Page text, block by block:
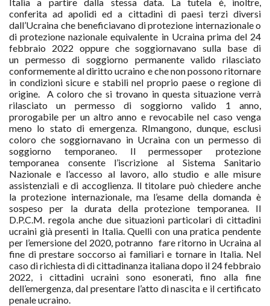
conferitaad apolidi ed a cittadini di paesi terzi diversi
dall’Ucraina che beneficiavano diprotezione internazionale o
di protezione nazionale equivalente in Ucraina prima del 24
febbraio 2022 oppure che soggiornavano sulla base di
un permesso di soggiorno permanente valido rilasciato
conformemente al diritto ucraino e che non possono ritornare
in condizioni sicure e stabili nel proprio paese o regione di
origine. A coloro che si trovano in questa situazione verrà
rilasciato un permesso di soggiorno valido 1 anno,
prorogabile per un altro anno e revocabile nel caso venga
meno lo stato di emergenza. RImangono, dunque, esclusi
coloro che soggiornavano in Ucraina con un permesso di
soggiorno temporaneo. Il permessoper protezione
temporanea consente l’iscrizione al Sistema Sanitario
Nazionale e l’accesso al lavoro, allo studio e alle misure
assistenziali e di accoglienza. ll titolare può chiedere anche
la protezione internazionale, ma l’esame della domanda è
sospeso per la durata della protezione temporanea. Il
D.P.C.M. regola anche due situazioni particolari di cittadini
ucraini già presenti in Italia. Quelli con una pratica pendente
per l’emersione del 2020, potranno fare ritorno in Ucraina al
fine di prestare soccorso ai familiari e tornare in Italia. Nel
caso di richiesta di di cittadinanza italiana dopo il 24 febbraio
2022, i cittadini ucraini sono esonerati, fino alla fine
dell’emergenza, dal presentare l’atto di nascita e il certificato
penale ucraino.